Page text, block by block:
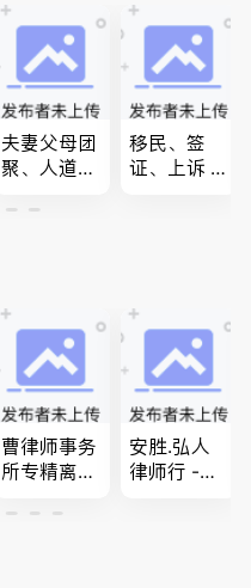
夫妻父母团
聚、人道移
和工签 移
移民签证
、翻译和海
牙认证
移民、签
证、上诉 --
曹律师事务
所专精离
婚前协议，
安胜.弘人
律师行 -